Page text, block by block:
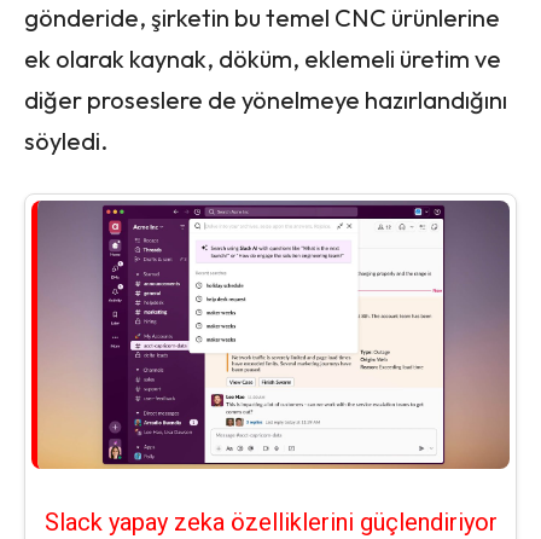
gönderide, şirketin bu temel CNC ürünlerine
ek olarak kaynak, döküm, eklemeli üretim ve
diğer proseslere de yönelmeye hazırlandığını
söyledi.
Slack yapay zeka özelliklerini güçlendiriyor